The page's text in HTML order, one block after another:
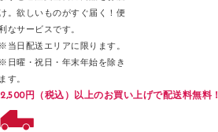
メンディングテープ
メッシュケース／ペンケース
フロアケース
ブックエンド／ブックスタンド
。欲しいものがすぐ届く！便
なサービスです。
当日配送エリアに限ります。
日曜・祝日・年末年始を除き
す。
2,500円（税込）以上のお買い上げで配送料無料！